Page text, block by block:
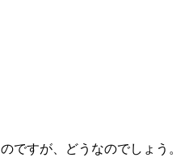
ですが、どうなのでしょう。